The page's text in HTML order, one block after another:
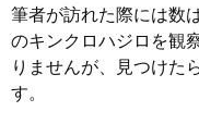
筆者が訪れた際には数
のキンクロハジロを観
りませんが、見つけた
す。